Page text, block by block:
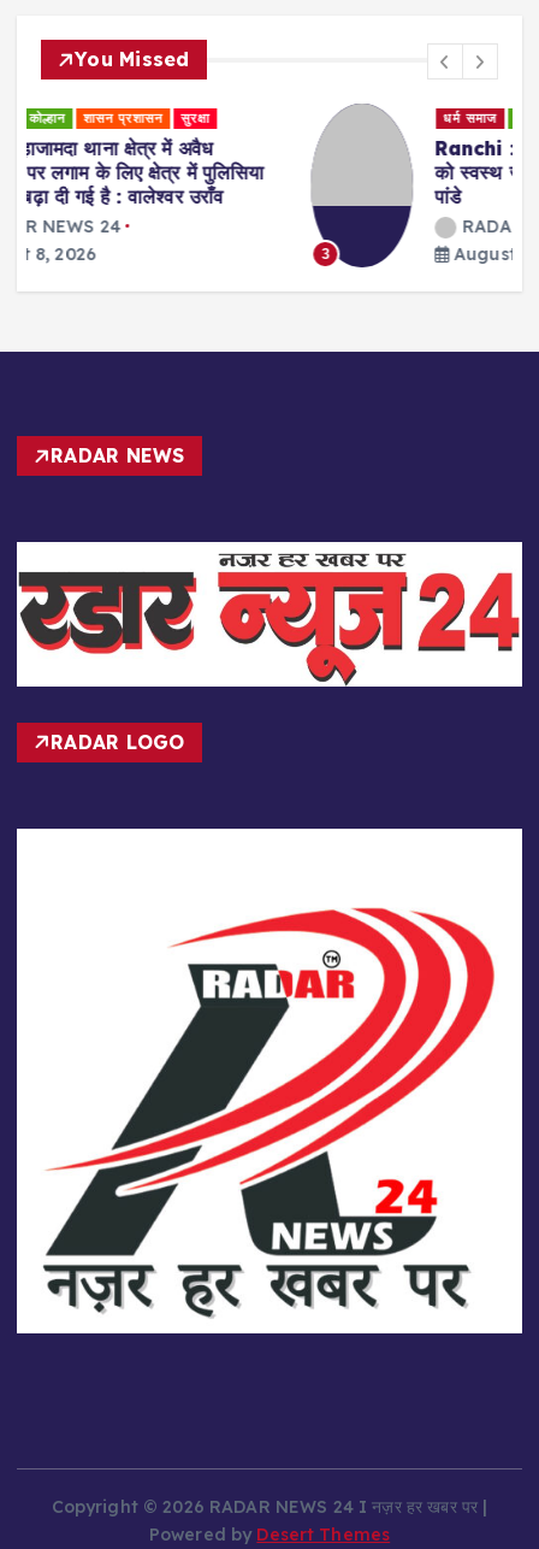
You Missed
3
धर्म समाज स्वास्थ्य एवं चिकित्सा
Ranchi : प्राकृतिक चिकित्सा के जरिए मरीजों
को स्वस्थ जीवन की राह दिखा रहीं डॉ. अरवशी
पांडे
RADAR NEWS 24
RADAR NEWS
RADAR LOGO
Copyright © 2026 RADAR NEWS 24 I नज़र हर खबर पर |
Powered by Desert Themes